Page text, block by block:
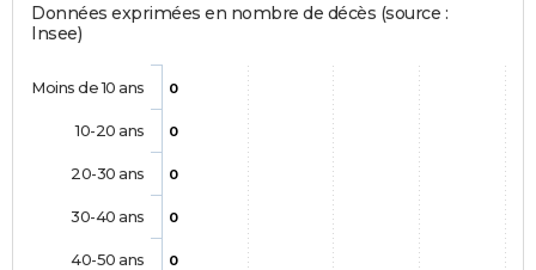
Données exprimées en nombre de décès (source :
Insee)
0
0
0
0
0
Moins de 10 ans
10-20 ans
20-30 ans
30-40 ans
40-50 ans